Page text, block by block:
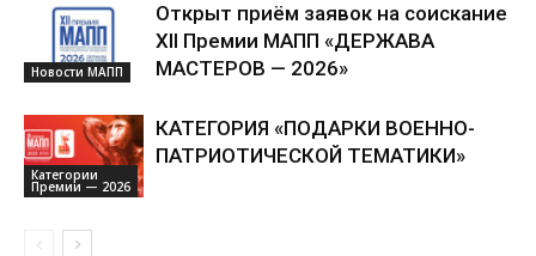
Новости МАПП
Открыт приём заявок на соискание
XII Премии МАПП «ДЕРЖАВА
МАСТЕРОВ — 2026»
Категории
Премии — 2026
КАТЕГОРИЯ «ПОДАРКИ ВОЕННО-
ПАТРИОТИЧЕСКОЙ ТЕМАТИКИ»